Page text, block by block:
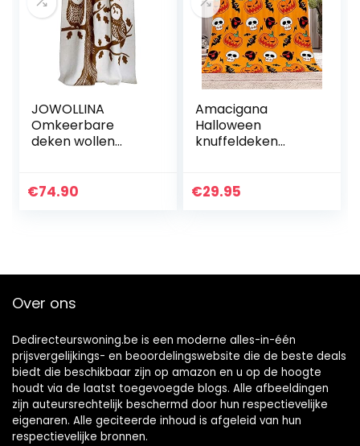
JOWOLLINA
Omkeerbare
deken wollen
130×200 cm
€74.90
Amacigana
Halloween
knuffeldeken
grote dubbellaags
€29.95
Over ons
Dedirecteurswoning.be is een moderne alles-in-één
prijsvergelijkings- en beoordelingswebsite die de beste deals
biedt die beschikbaar zijn op amazon en u op de hoogte
houdt via de laatst toegevoegde blogs. Alle afbeeldingen
zijn auteursrechtelijk beschermd door hun respectievelijke
eigenaren. Alle geciteerde inhoud is afgeleid van hun
respectievelijke bronnen.